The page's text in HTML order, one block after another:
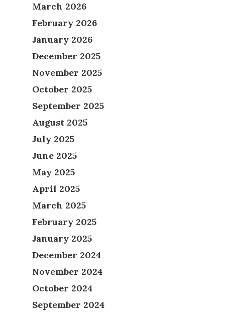
March 2026
February 2026
January 2026
December 2025
November 2025
October 2025
September 2025
August 2025
July 2025
June 2025
May 2025
April 2025
March 2025
February 2025
January 2025
December 2024
November 2024
October 2024
September 2024